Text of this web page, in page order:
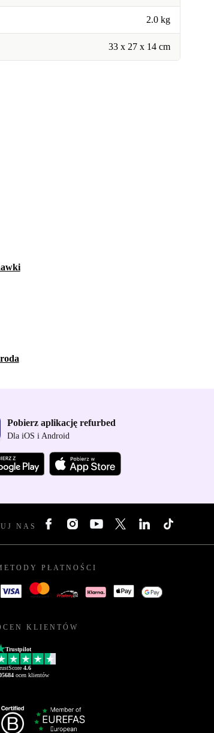
2.0 kg
33 x 27 x 14 cm
Pobierz aplikację refurbed
Dla iOS i Android
NAS
PŁATNOŚCI
KLIENTÓW
Trustpilot
4.6
ocen klientów